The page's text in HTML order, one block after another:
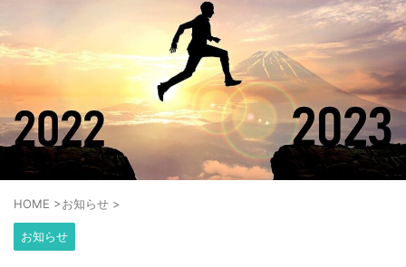
HOME >お知らせ >
お知らせ